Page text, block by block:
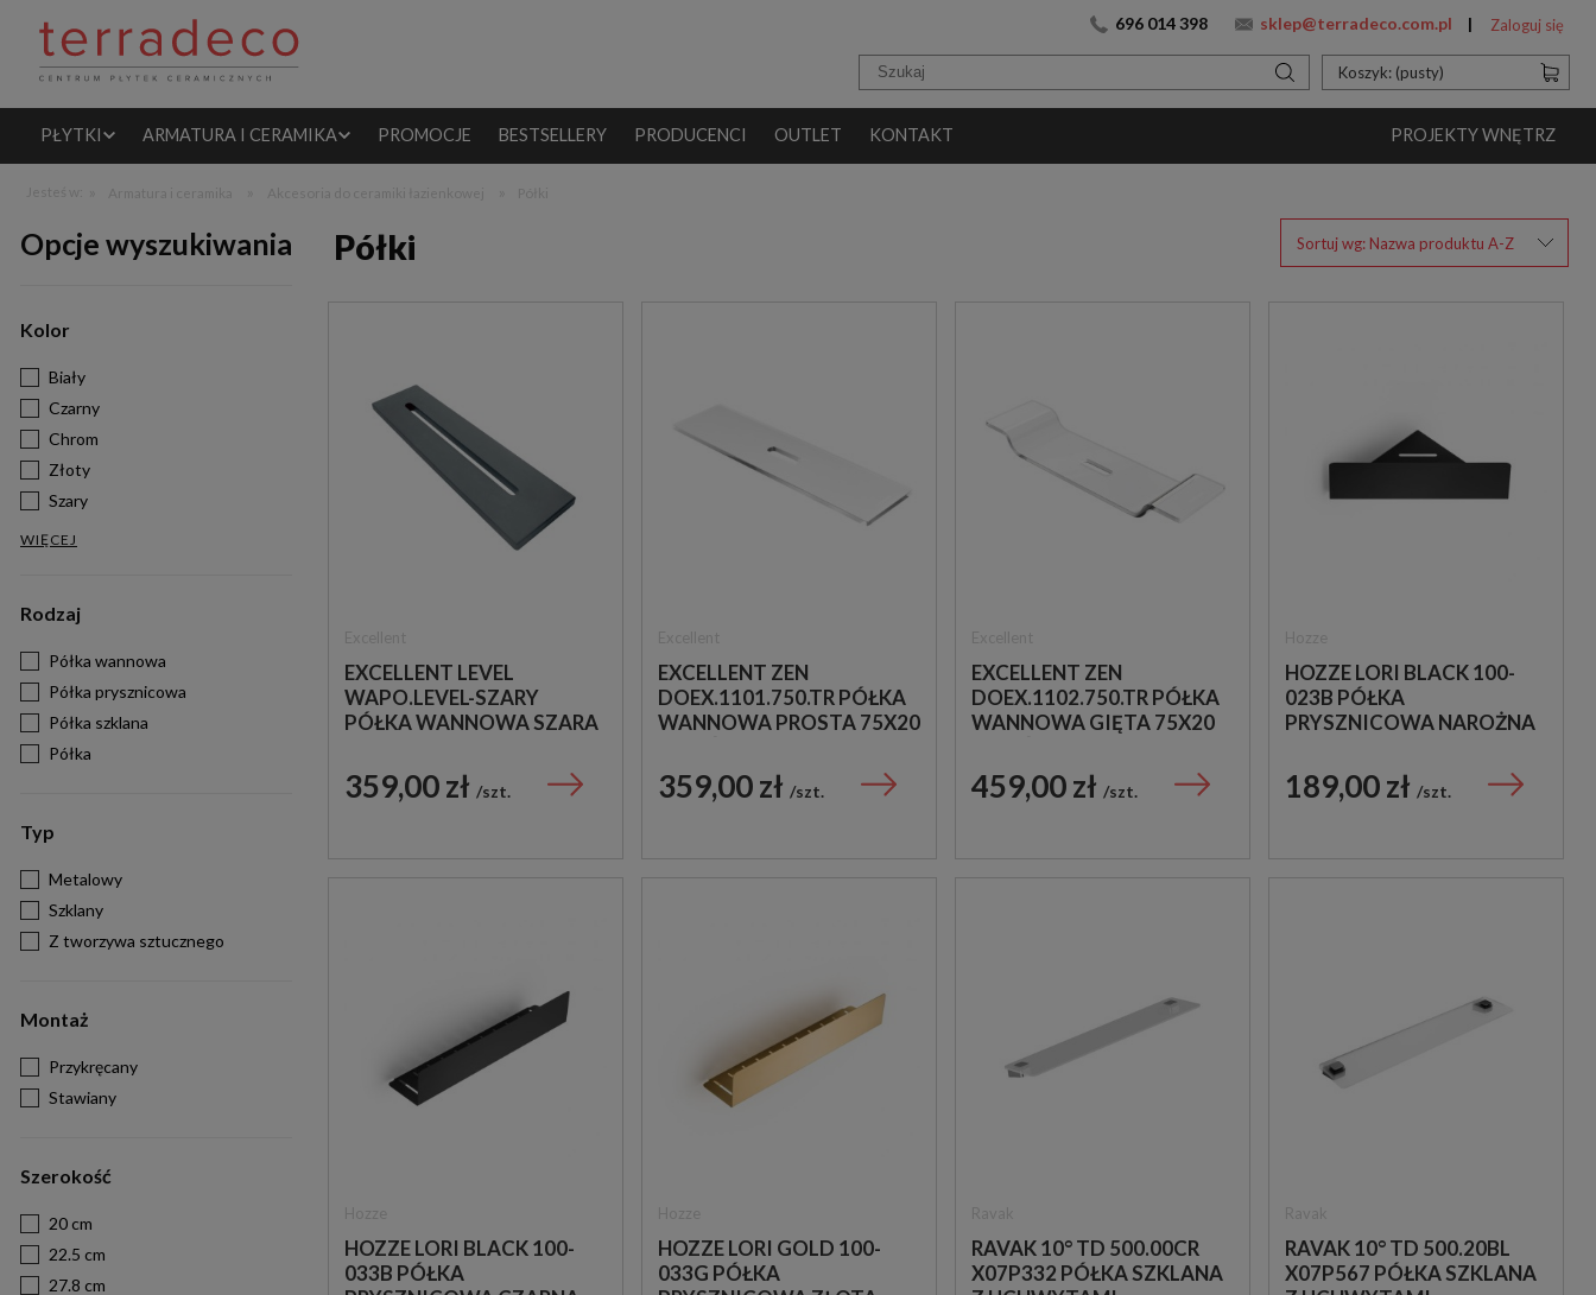
696 014 398 sklep@terradeco.com.pl Zaloguj się
Koszyk: (pusty)
PŁYTKI ARMATURA I CERAMIKA PROMOCJE BESTSELLERY PRODUCENCI OUTLET KONTAKT PROJEKTY WNĘTRZ
Opcje wyszukiwania
Kolor
Biały
Czarny
Chrom
Złoty
Szary
WIĘCEJ
Rodzaj
Półka wannowa
Półka prysznicowa
Półka szklana
Półka
Typ
Metalowy
Szklany
Z tworzywa sztucznego
Montaż
Przykręcany
Stawiany
Szerokość
20 cm
22.5 cm
27.8 cm
Półki Sortuj wg: Nazwa produktu A-Z
EXCELLENT LEVEL
WAPO.LEVEL-SZARY
PÓŁKA WANNOWA SZARA
359,00 zł szt.
EXCELLENT ZEN
DOEX.1101.750.TR PÓŁKA
WANNOWA PROSTA 75X20
359,00 zł szt.
EXCELLENT ZEN
DOEX.1102.750.TR PÓŁKA
WANNOWA GIĘTA 75X20
459,00 zł szt.
HOZZE LORI BLACK 100-
023B PÓŁKA
PRYSZNICOWA NAROŻNA
189,00 zł szt.
HOZZE LORI BLACK 100-
033B PÓŁKA
HOZZE LORI GOLD 100-
033G PÓŁKA
RAVAK 10° TD 500.00CR
X07P332 PÓŁKA SZKLANA
RAVAK 10° TD 500.20BL
X07P567 PÓŁKA SZKLANA